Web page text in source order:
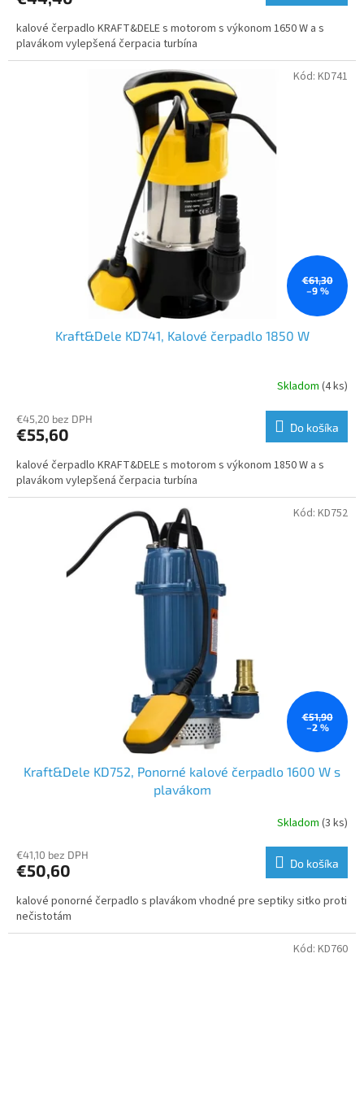
kalové čerpadlo KRAFT&DELE s motorom s výkonom 1650 W a s
plavákom vylepšená čerpacia turbína
€61,30
–9 %
Kraft&Dele KD741, Kalové čerpadlo 1850 W
Skladom (4 ks)
€45,20 bez DPH
€55,60 Do košíka
kalové čerpadlo KRAFT&DELE s motorom s výkonom 1850 W a s
plavákom vylepšená čerpacia turbína
Kód: KD741
€51,90
–2 %
Kraft&Dele KD752, Ponorné kalové čerpadlo 1600 W s
plavákom
Skladom (3 ks)
€41,10 bez DPH
€50,60 Do košíka
kalové ponorné čerpadlo s plavákom vhodné pre septiky sitko proti
nečistotám
Kód: KD752
Kód: KD760